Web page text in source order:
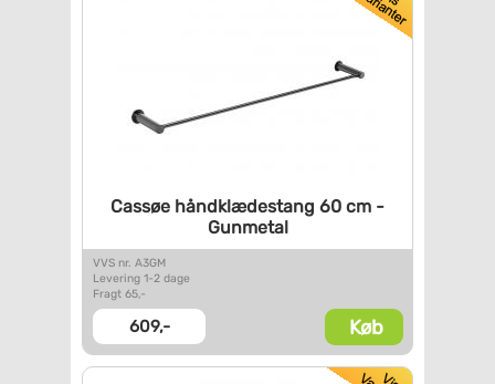
Cassøe håndklædestang 60 cm -
Gunmetal
VVS nr. A3GM
Levering 1-2 dage
Fragt 65,-
609,- Køb